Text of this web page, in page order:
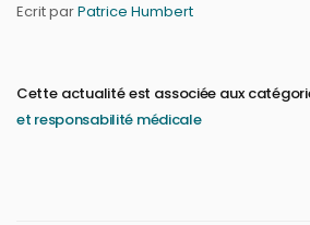
Ecrit parPatrice Humbert
Cette actualité est associée aux
et responsabilité médicale